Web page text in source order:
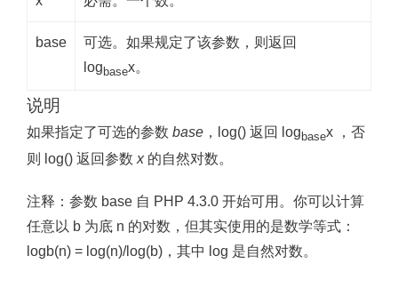
base
可选。如果规定了该参数，则返回
log basex。
说明
如果指定了可选的参数 base ，log() 返回 log basex ，否
则 log() 返回参数 x的自然对数。
注释： 参数 base 自 PHP 4.3.0 开始可用。你可以计算
任意以 b 为底 n 的对数，但其实使用的是数学等式：
logb(n) = log(n)/log(b)，其中 log 是自然对数。